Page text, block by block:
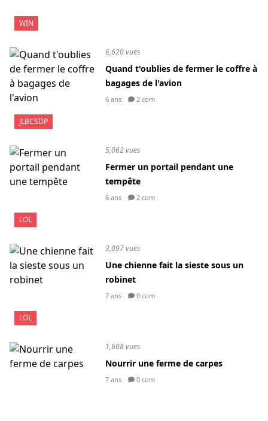
WIN
JLBCSDP
6,620 vues
Quand t'oublies de fermer le coffre à
bagages de l'avion
6 ans 2 com
LOL
5,062 vues
Fermer un portail pendant une
tempête
6 ans 2 com
LOL
3,097 vues
Une chienne fait la sieste sous un
robinet
7 ans 0 com
1,608 vues
Nourrir une ferme de carpes
7 ans 0 com